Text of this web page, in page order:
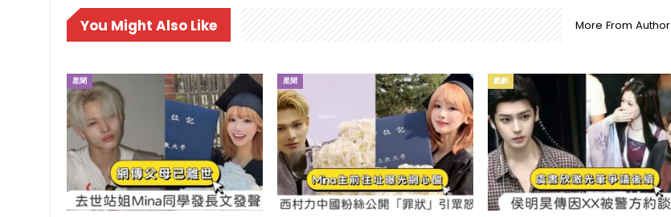
You Might Also Like More From Author
星聞 星聞 戲劇